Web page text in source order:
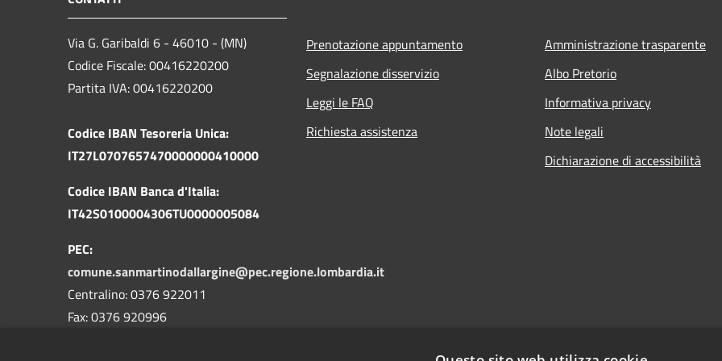
Via G. Garibaldi 6 - 46010 - (MN)
Codice Fiscale: 00416220200
Partita IVA: 00416220200
Codice IBAN Tesoreria Unica:
IT27L0707657470000000410000
Codice IBAN Banca d'Italia:
IT42S0100004306TU0000005084
PEC:
comune.sanmartinodallargine@pec.regione.lombardia.it
Centralino: 0376 922011
Fax: 0376 920996
Prenotazione appuntamento
Segnalazione disservizio
Leggi le FAQ
Richiesta assistenza
Amministrazione trasparente
Albo Pretorio
Informativa privacy
Note legali
Dichiarazione di accessibilità